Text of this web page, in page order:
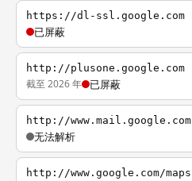
https://dl-ssl.google.com
已屏蔽
http://plusone.google.com
截至 2026 年 已屏蔽
http://www.mail.google.com
无法解析
http://www.google.com/maps